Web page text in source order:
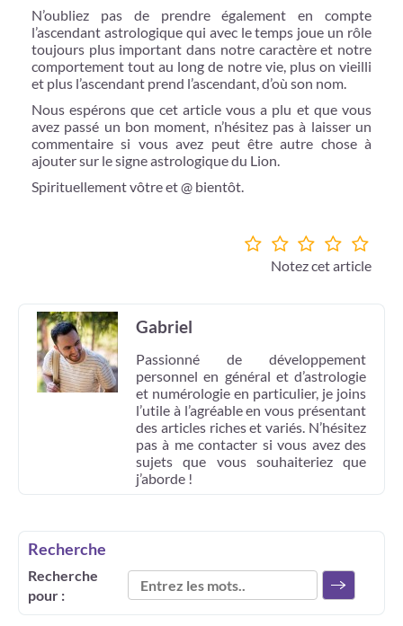
N’oubliez pas de prendre également en compte
l’ascendant astrologique qui avec le temps joue un rôle
toujours plus important dans notre caractère et notre
comportement tout au long de notre vie, plus on vieilli
et plus l’ascendant prend l’ascendant, d’où son nom.
Nous espérons que cet article vous a plu et que vous
avez passé un bon moment, n’hésitez pas à laisser un
commentaire si vous avez peut être autre chose à
ajouter sur le signe astrologique du Lion.
Spirituellement vôtre et @ bientôt.
Notez cet article
Gabriel
Passionné de développement
personnel en général et d’astrologie
et numérologie en particulier, je joins
l’utile à l’agréable en vous présentant
des articles riches et variés. N’hésitez
pas à me contacter si vous avez des
sujets que vous souhaiteriez que
j’aborde !
Recherche
Recherche
pour :